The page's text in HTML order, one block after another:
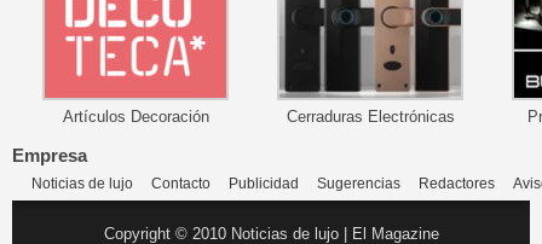
Artículos Decoración Cerraduras Electrónicas
Empresa
Noticias de lujo Contacto Publicidad Sugerencias Redactores
Copyright © 2010 Noticias de lujo | El Magazine